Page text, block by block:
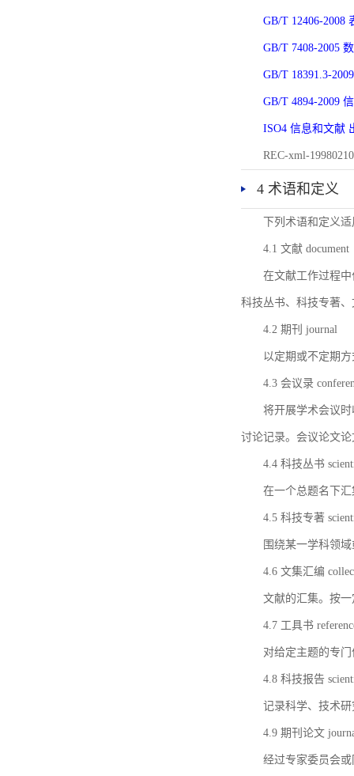
GB/T 12406-2008
GB/T 7408-2005
GB/T 18391.3-
GB/T 4894-2009
ISO4 信息和文献
REC-xml-
4 术语和定义
下列术语和定义
4.1 文献 document
在文献工作过程
科技丛书、科技专著
4.2 期刊 journal
以定期或不定期
4.3 会议录
将开展学术会议
讨论记录。会议论文
4.4 科技丛书
在一个总题名下
4.5 科技专著
围绕某一学科领
4.6 文集汇编
文献的汇集。按
4.7 工具书
对给定主题的专
4.8 科技报告
记录科学、技术
4.9 期刊论文
经过专家委员会